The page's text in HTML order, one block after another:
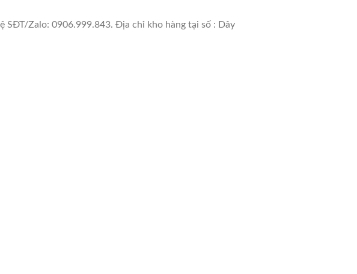
SĐT/Zalo: 0906.999.843. Địa chỉ kho hàng tại số : Dây